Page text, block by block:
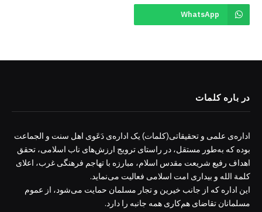
WhatsApp
در باره کلمات
اداره‌ی علمی و تحقیقاتی(کلمات) یک اداره‌ی دَعَوی اهل سنت و الجماعت
بوده که به‌طور مستقل، در راستای ترویج ارزش‌های ناب اسلامی، تحقق
اهداف رفیع شریعت مقدس اسلام، مبارزه با تهاجم فرهنگی غرب، اعلای
کلمة الله و بیداری امت اسلامی فعالیت می‌نماید.
این اداره که از جانب خیرین و تجار مسلمان حمایت می‌شود، از عموم
مسلمانان تقاضای هم‌کاری همه جانبه را دارد.